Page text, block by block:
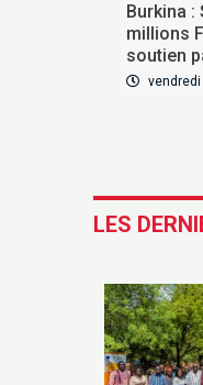
Burkina
millions
soutien
LES